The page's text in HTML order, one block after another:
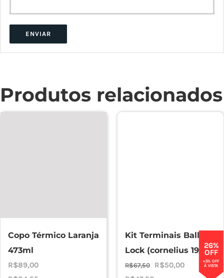
Produtos relacionados
Copo Térmico Laranja
473ml
R$89,00
26%
OFF
+5% OFF
À VISTA
Kit Terminais Ball
Lock (cornelius 19/32)
R$67,50
O
R$50,00O